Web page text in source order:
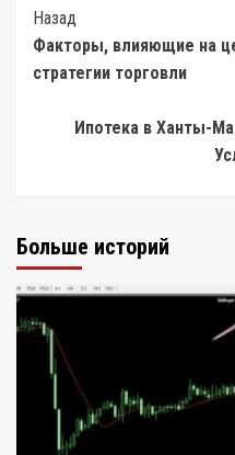
Post
Navigation
Назад
Факторы, влияющие на
стратегии торговли
Ипотека в Ханты-
Больше историй